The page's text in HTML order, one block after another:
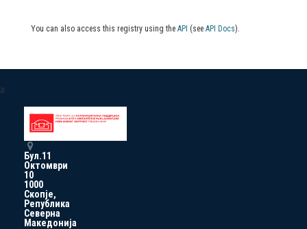
You can also access this registry using the API (see API Docs).
a
Бул.11
Октомври
10
1000
Скопје,
Република
Северна
Македонија